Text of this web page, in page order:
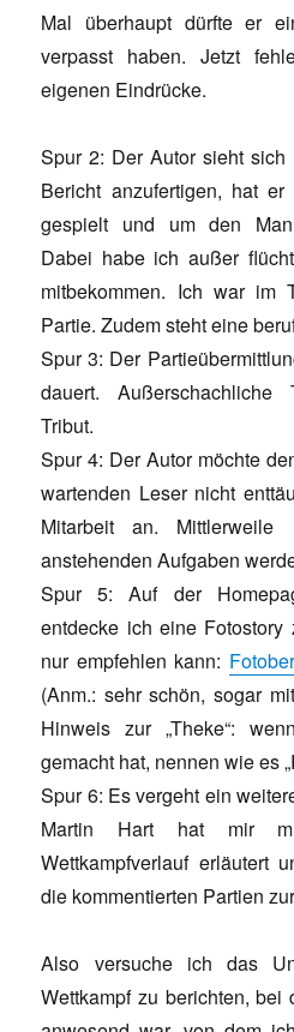
Mal überhaupt dürfte er
verpasst haben. Jetzt
eigenen Eindrücke.
Spur 2: Der Autor sieht
Bericht anzufertigen, hat
gespielt und um den
Dabei habe ich außer
mitbekommen. Ich war im
Partie. Zudem steht eine
Spur 3: Der
dauert. Außerschachliche
Tribut.
Spur 4: Der Autor möchte
wartenden Leser nicht
Mitarbeit an.
anstehenden Aufgaben
Spur 5: Auf der
entdecke ich eine Fotostory
nur empfehlen kann:
(Anm.: sehr schön, sogar
Hinweis zur „Theke“:
gemacht hat, nennen wie es
Spur 6: Es vergeht ein
Martin Hart hat mir
Wettkampfverlauf erläutert
die kommentierten Partien
Also versuche ich das
Wettkampf zu berichten, bei